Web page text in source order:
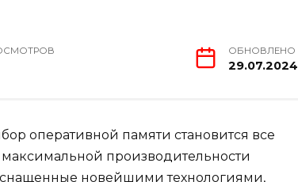
ОБНОВЛЕНО
29.07.2024
оперативной памяти становится все
производительности
новейшими технологиями,